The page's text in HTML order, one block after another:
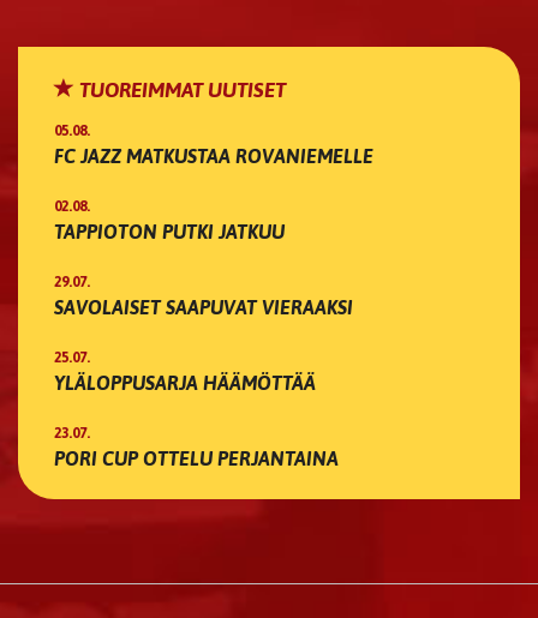
TUOREIMMAT UUTISET
05.08.
FC JAZZ MATKUSTAA ROVANIEMELLE
02.08.
TAPPIOTON PUTKI JATKUU
29.07.
SAVOLAISET SAAPUVAT VIERAAKSI
25.07.
YLÄLOPPUSARJA HÄÄMÖTTÄÄ
23.07.
PORI CUP OTTELU PERJANTAINA